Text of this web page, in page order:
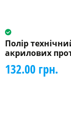
Полір
акрилових
132.00 грн.